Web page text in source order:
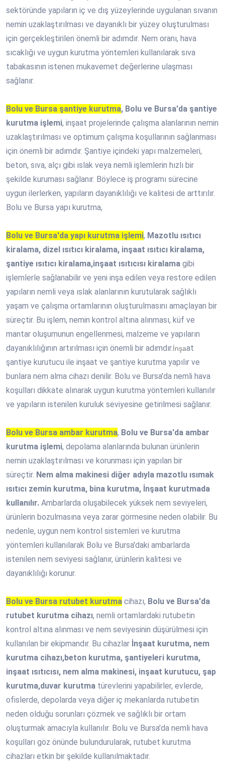
sektöründe yapıların iç ve dış yüzeylerinde uygulanan sıvanın
nemin uzaklaştırılması ve dayanıklı bir yüzey oluşturulması
için gerçekleştirilen önemli bir adımdır. Nem oranı, hava
sıcaklığı ve uygun kurutma yöntemleri kullanılarak sıva
tabakasının istenen mukavemet değerlerine ulaşması
sağlanır.
Bolu ve Bursa şantiye kurutma, Bolu ve Bursa'da şantiye
kurutma işlemi, inşaat projelerinde çalışma alanlarının nemin
uzaklaştırılması ve optimum çalışma koşullarının sağlanması
için önemli bir adımdır. Şantiye içindeki yapı malzemeleri,
beton, sıva, alçı gibi ıslak veya nemli işlemlerin hızlı bir
şekilde kuruması sağlanır. Böylece iş programı sürecine
uygun ilerlerken, yapıların dayanıklılığı ve kalitesi de arttırılır.
Bolu ve Bursa yapı kurutma,
Bolu ve Bursa'da yapı kurutma işlemi, Mazotlu ısıtıcı
kiralama, dizel ısıtıcı kiralama, inşaat ısıtıcı kiralama,
şantiye ısıtıcı kiralama,inşaat ısıtıcısı kiralama gibi
işlemlerle sağlanabilir ve yeni inşa edilen veya restore edilen
yapıların nemli veya ıslak alanlarının kurutularak sağlıklı
yaşam ve çalışma ortamlarının oluşturulmasını amaçlayan bir
süreçtir. Bu işlem, nemin kontrol altına alınması, küf ve
mantar oluşumunun engellenmesi, malzeme ve yapıların
dayanıklılığının artırılması için önemli bir adımdır.İnşaat
şantiye kurutucu ile inşaat ve şantiye kurutma yapılır ve
bunlara nem alma cihazı denilir. Bolu ve Bursa'da nemli hava
koşulları dikkate alınarak uygun kurutma yöntemleri kullanılır
ve yapıların istenilen kuruluk seviyesine getirilmesi sağlanır.
Bolu ve Bursa ambar kurutma, Bolu ve Bursa'da ambar
kurutma işlemi, depolama alanlarında bulunan ürünlerin
nemin uzaklaştırılması ve korunması için yapılan bir
süreçtir. Nem alma makinesi diğer adıyla mazotlu ısımak
ısıtıcı zemin kurutma, bina kurutma, İnşaat kurutmada
kullanılır. Ambarlarda oluşabilecek yüksek nem seviyeleri,
ürünlerin bozulmasına veya zarar görmesine neden olabilir. Bu
nedenle, uygun nem kontrol sistemleri ve kurutma
yöntemleri kullanılarak Bolu ve Bursa'daki ambarlarda
istenilen nem seviyesi sağlanır, ürünlerin kalitesi ve
dayanıklılığı korunur.
Bolu ve Bursa rutubet kurutma cihazı, Bolu ve Bursa'da
rutubet kurutma cihazı, nemli ortamlardaki rutubetin
kontrol altına alınması ve nem seviyesinin düşürülmesi için
kullanılan bir ekipmandır. Bu cihazlar İnşaat kurutma, nem
kurutma cihazı,beton kurutma, şantiyeleri kurutma,
inşaat ısıtıcısı, nem alma makinesi, inşaat kurutucu, şap
kurutma,duvar kurutma türevlerini yapabilirler, evlerde,
ofislerde, depolarda veya diğer iç mekanlarda rutubetin
neden olduğu sorunları çözmek ve sağlıklı bir ortam
oluşturmak amacıyla kullanılır. Bolu ve Bursa'da nemli hava
koşulları göz önünde bulundurularak, rutubet kurutma
cihazları etkin bir şekilde kullanılmaktadır.